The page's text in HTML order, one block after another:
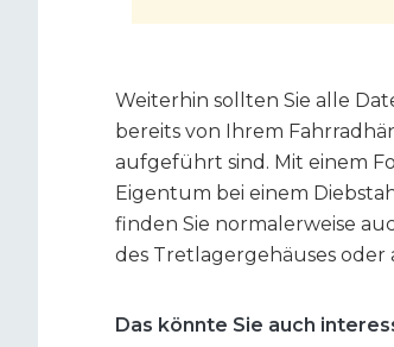
Weiterhin sollten Sie alle
bereits von Ihrem
aufgeführt sind. Mit einem
Eigentum bei einem
finden Sie normalerweise
des Tretlagergehäuses oder
Das könnte Sie auch